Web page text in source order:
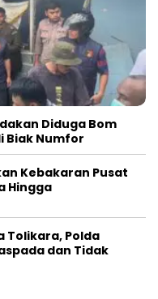
Diduga Bom
Biak Numfor
Kebakaran Pusat
Hingga
Tolikara, Polda
dan Tidak